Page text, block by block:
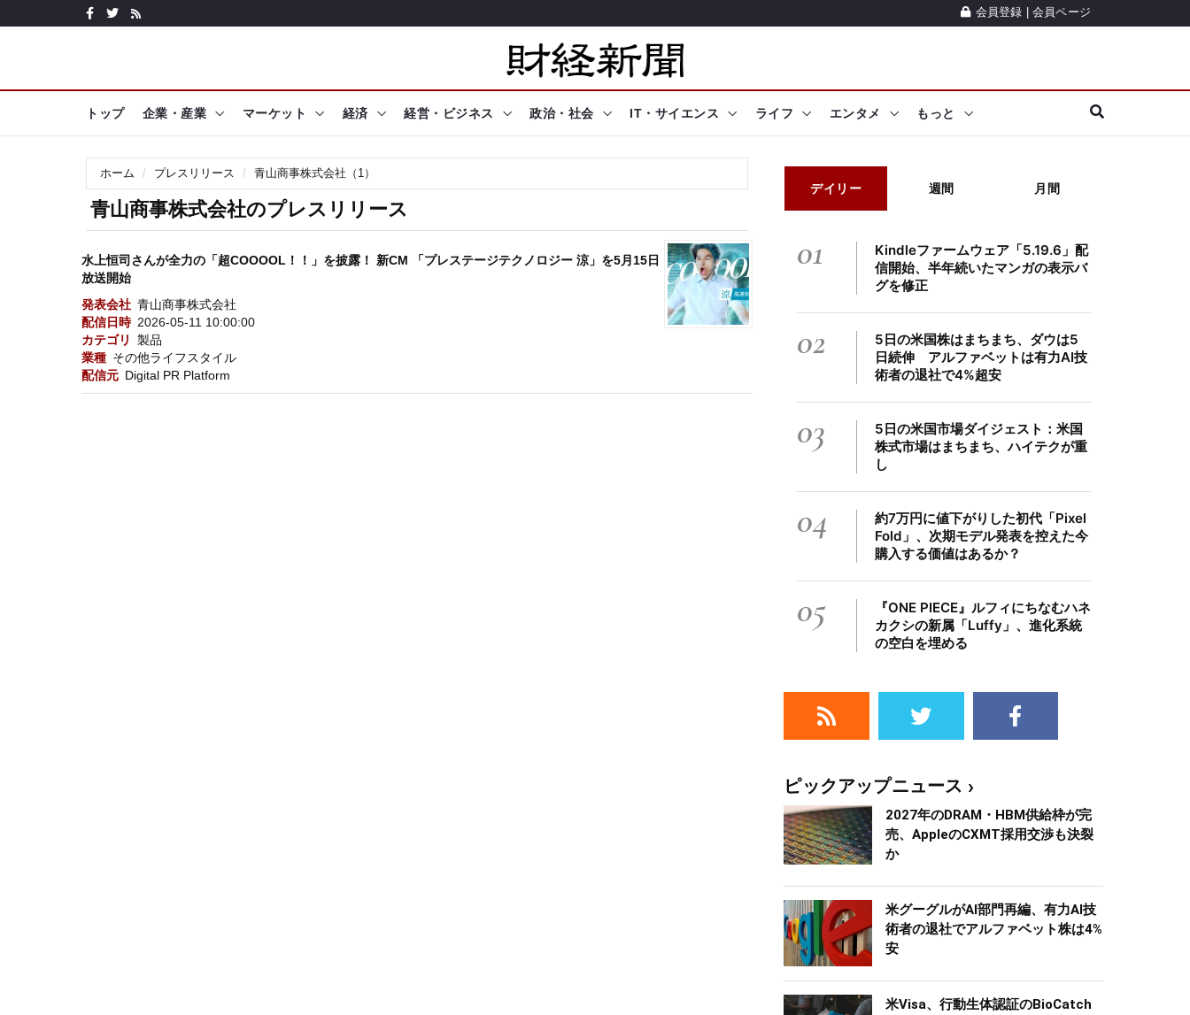
会員登録 会員ページ
トップ 企業・産業 マーケット 経済 経営・ビジネス 政治・社会 IT・サイエンス ライフ エンタメ もっと
ホーム プレスリリース 青山商事株式会社（1）
青山商事株式会社のプレスリリース
水上恒司さんが全力の「超COOOOL！！」を披露！ 新CM 「プレステージテクノロジー 涼」を5月15日
放送開始
発表会社 青山商事株式会社
配信日時 2026-05-11 10:00:00
カテゴリ
製品
業種 その他ライフスタイル
配信元 Digital PR Platform
デイリー 週間 月間
01
Kindleファームウェア「5.19.6」配
信開始、半年続いたマンガの表示バ
グを修正
02
5日の米国株はまちまち、ダウは5
日続伸 アルファベットは有力AI技
術者の退社で4%超安
03
5日の米国市場ダイジェスト：米国
株式市場はまちまち、ハイテクが重
し
04
約7万円に値下がりした初代「Pixel
Fold」、次期モデル発表を控えた今
購入する価値はあるか？
05
『ONE PIECE』ルフィにちなむハネ
カクシの新属「Luffy」、進化系統
の空白を埋める
ピックアップニュース
2027年のDRAM・HBM供給枠が完
売、AppleのCXMT採用交渉も決裂
か
米グーグルがAI部門再編、有力AI技
術者の退社でアルファベット株は4%
安
米Visa、行動生体認証のBioCatch